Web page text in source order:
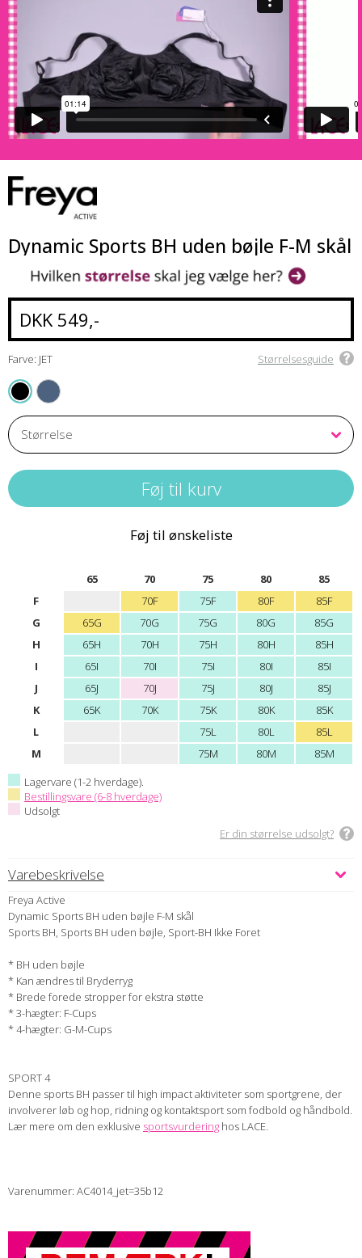
Dynamic Sports BH uden bøjle F-M skål
DKK 549,-
Farve: JET Størrelsesguide
Føj til ønskeliste
65 70 75 80
85
F
70F 75F 80F
85F
G
65G 70G 75G 80G
85G
H
65H 70H 75H 80H
85H
I
65I 70I 75I 80I
85I
J
65J 70J 75J 80J
85J
K
65K 70K 75K 80K
85K
L
75L 80L
85L
M
75M 80M
85M
Lagervare (1-2 hverdage).
Bestillingsvare (6-8 hverdage)
Udsolgt
Er din størrelse udsolgt?
Varebeskrivelse
Freya Active
Dynamic Sports BH uden bøjle F-M skål
Sports BH, Sports BH uden bøjle, Sport-BH Ikke Foret
* BH uden bøjle
* Kan ændres til Bryderryg
* Brede forede stropper for ekstra støtte
* 3-hægter: F-Cups
* 4-hægter: G-M-Cups
SPORT 4
Denne sports BH passer til high impact aktiviteter som sportgrene, der
involverer løb og hop, ridning og kontaktsport som fodbold og håndbold.
Lær mere om den exklusive sportsvurdering hos LACE.
Varenummer: AC4014_jet=35b12